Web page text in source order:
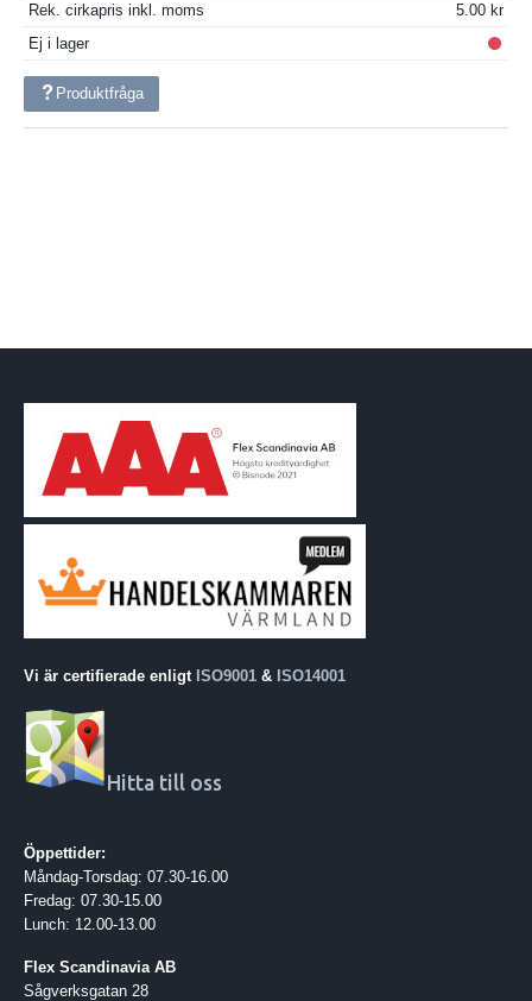
Rek. cirkapris inkl. moms
5.00
Ej i lager
Produktfråga
Vi är certifierade enligt ISO9001 & ISO14001
Hitta till oss
Öppettider:
Måndag-Torsdag: 07.30-16.00
Fredag: 07.30-15.00
Lunch: 12.00-13.00
Flex Scandinavia AB
Sågverksgatan 28